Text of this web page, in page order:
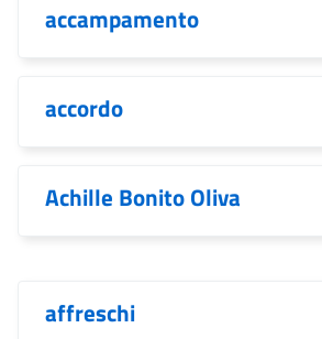
accampamento
accordo
Achille Bonito Oliva
affreschi